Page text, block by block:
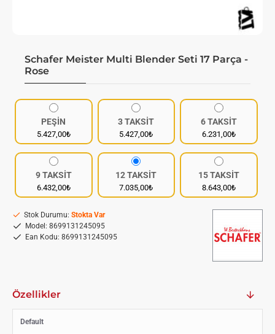
Schafer Meister Multi Blender Seti 17 Parça -
Rose
PEŞİN
5.427,00₺
3 TAKSİT
5.427,00₺
6 TAKSİT
6.231,00₺
9 TAKSİT
6.432,00₺
12 TAKSİT
7.035,00₺
15 TAKSİT
8.643,00₺
Stok Durumu: Stokta Var
Model: 8699131245095
Ean Kodu: 8699131245095
Özellikler
Default